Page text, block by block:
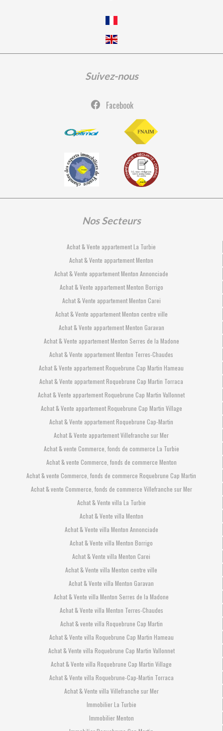
Suivez-nous
Facebook
Nos Secteurs
Achat & Vente appartement La Turbie
Achat & Vente appartement Menton
Achat & Vente appartement Menton Annonciade
Achat & Vente appartement Menton Borrigo
Achat & Vente appartement Menton Carei
Achat & Vente appartement Menton centre ville
Achat & Vente appartement Menton Garavan
Achat & Vente appartement Menton Serres de la Madone
Achat & Vente appartement Menton Terres-Chaudes
Achat & Vente appartement Roquebrune Cap Martin Hameau
Achat & Vente appartement Roquebrune Cap Martin Torraca
Achat & Vente appartement Roquebrune Cap Martin Vallonnet
Achat & Vente appartement Roquebrune Cap Martin Village
Achat & Vente appartement Roquebrune Cap-Martin
Achat & Vente appartement Villefranche sur Mer
Achat & vente Commerce, fonds de commerce La Turbie
Achat & vente Commerce, fonds de commerce Menton
Achat & vente Commerce, fonds de commerce Roquebrune Cap Martin
Achat & vente Commerce, fonds de commerce Villefranche sur Mer
Achat & Vente villa La Turbie
Achat & Vente villa Menton
Achat & Vente villa Menton Annonciade
Achat & Vente villa Menton Borrigo
Achat & Vente villa Menton Carei
Achat & Vente villa Menton centre ville
Achat & Vente villa Menton Garavan
Achat & Vente villa Menton Serres de la Madone
Achat & Vente villa Menton Terres-Chaudes
Achat & vente villa Roquebrune Cap Martin
Achat & Vente villa Roquebrune Cap Martin Hameau
Achat & Vente villa Roquebrune Cap Martin Vallonnet
Achat & Vente villa Roquebrune Cap Martin Village
Achat & Vente villa Roquebrune-Cap-Martin Torraca
Achat & Vente villa Villefranche sur Mer
Immobilier La Turbie
Immobilier Menton